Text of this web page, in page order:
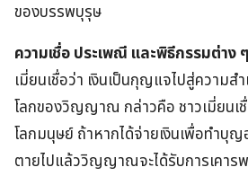
ของบรรพบุรุษ
ความเชื่อ ประเพณี และพิธีกรรมต่าง ๆ
เมี่ยนเชื่อว่า เงินเป็นกุญแจไปสู่ความส
โลกของวิญญาณ กล่าวคือ ชาวเมี่ยนเ
โลกมนุษย์ ถ้าหากได้จ่ายเงินเพื่อทำบุ
ตายไปแล้ววิญญาณจะได้รับการเคาร